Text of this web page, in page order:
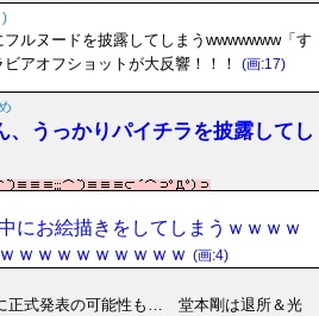
)
フルヌードを披露してしまうwwwwwww「す
アオフショットが大反響！！！
(画:17)
、うっかりパイチラを披露してし
にお絵描きをしてしまうｗｗｗｗ
ｗｗｗｗｗｗｗｗｗ (画:4)
正式発表の可能性も… 堂本剛は退所＆光